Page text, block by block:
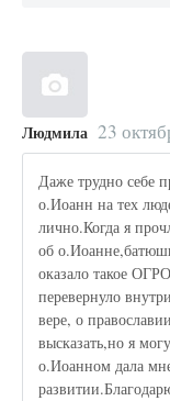
Людмила 23
Даже трудно себе
о.Иоанн на тех
лично.Когда я
об
оказало такое
перевернуло
вере, о
высказать,но я
о.Иоанном дала